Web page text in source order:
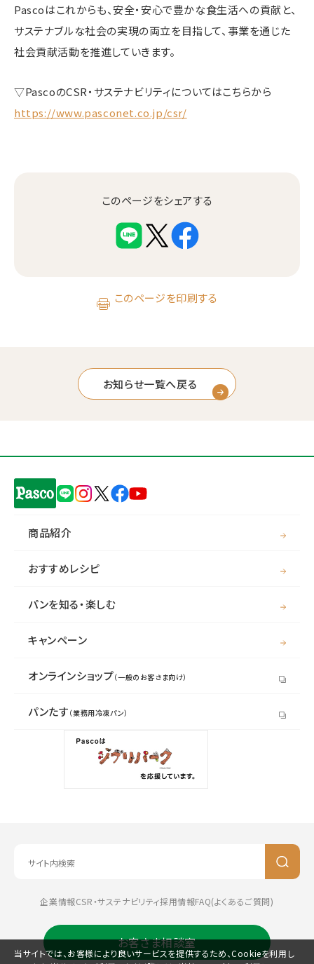
Pascoはこれからも、安全・安心で豊かな食生活への貢献と、
サステナブルな社会の実現の両立を目指して、事業を通じた
社会貢献活動を推進していきます。
▽PascoのCSR・サステナビリティについてはこちらから
https://www.pasconet.co.jp/csr/
このページをシェアする
このページを印刷する
お知らせ一覧へ戻る
商品紹介
おすすめレシピ
パンを知る・楽しむ
キャンペーン
オンラインショップ（一般のお客さま向け）
パンたす （業務用冷凍パン）
企業情報CSR・サステナビリティ採用情報FAQ(よくあるご質問)
お客さま相談室
当サイトでは、お客様により良いサービスを提供するため、Cookieを利用し